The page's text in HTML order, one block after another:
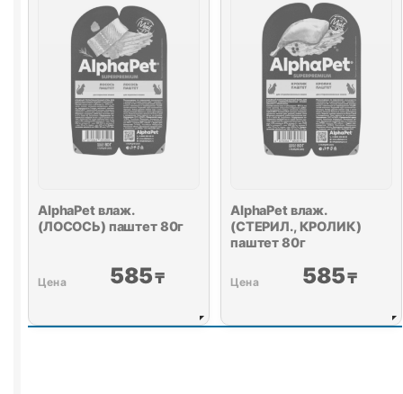
AlphaPet влаж.
(ЛОСОСЬ) паштет 80г
585₸
AlphaPet влаж.
(СТЕРИЛ., КРОЛИК)
паштет 80г
585₸